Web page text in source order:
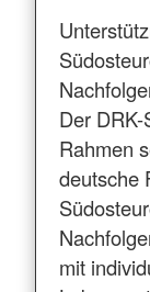
Der
Rahmen
deutsche
mit